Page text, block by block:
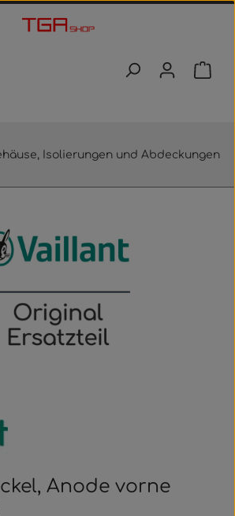
Isolierungen und Abdeckungen
Anode vorne